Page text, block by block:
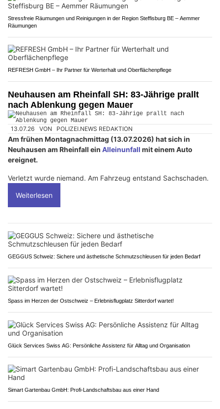
Stressfreie Räumungen und Reinigungen in der Region Steffisburg BE – Aemmer
Räumungen
REFRESH GmbH – Ihr Partner für Werterhalt und Oberflächenpflege
Neuhausen am Rheinfall SH: 83-Jährige prallt
nach Ablenkung gegen Mauer
13.07.26 VON POLIZEI.NEWS REDAKTION
Am frühen Montagnachmittag (13.07.2026) hat sich in
Neuhausen am Rheinfall ein Alleinunfall mit einem Auto
ereignet.
Verletzt wurde niemand. Am Fahrzeug entstand Sachschaden.
Weiterlesen
GEGGUS Schweiz: Sichere und ästhetische Schmutzschleusen für jeden Bedarf
Spass im Herzen der Ostschweiz – Erlebnisflugplatz Sitterdorf wartet!
Glück Services Swiss AG: Persönliche Assistenz für Alltag und Organisation
Simart Gartenbau GmbH: Profi-Landschaftsbau aus einer Hand